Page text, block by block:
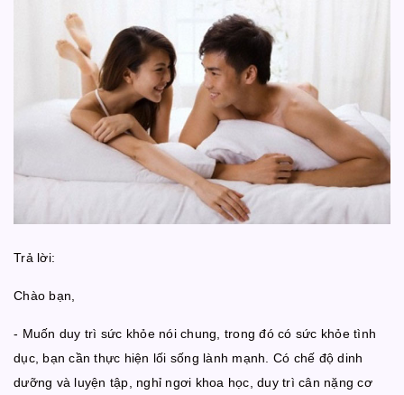
Trả lời:
Chào bạn,
- Muốn duy trì sức khỏe nói chung, trong đó có sức khỏe tình
dục, bạn cần thực hiện lối sống lành mạnh. Có chế độ dinh
dưỡng và luyện tập, nghỉ ngơi khoa học, duy trì cân nặng cơ